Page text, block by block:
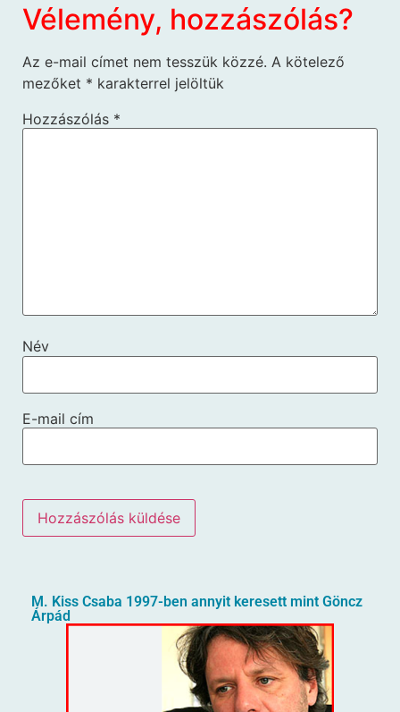
Vélemény, hozzászólás?
Az e-mail címet nem tesszük közzé. A kötelező
mezőket * karakterrel jelöltük
Hozzászólás *
Név
E-mail cím
M. Kiss Csaba 1997-ben annyit keresett mint Göncz
Árpád